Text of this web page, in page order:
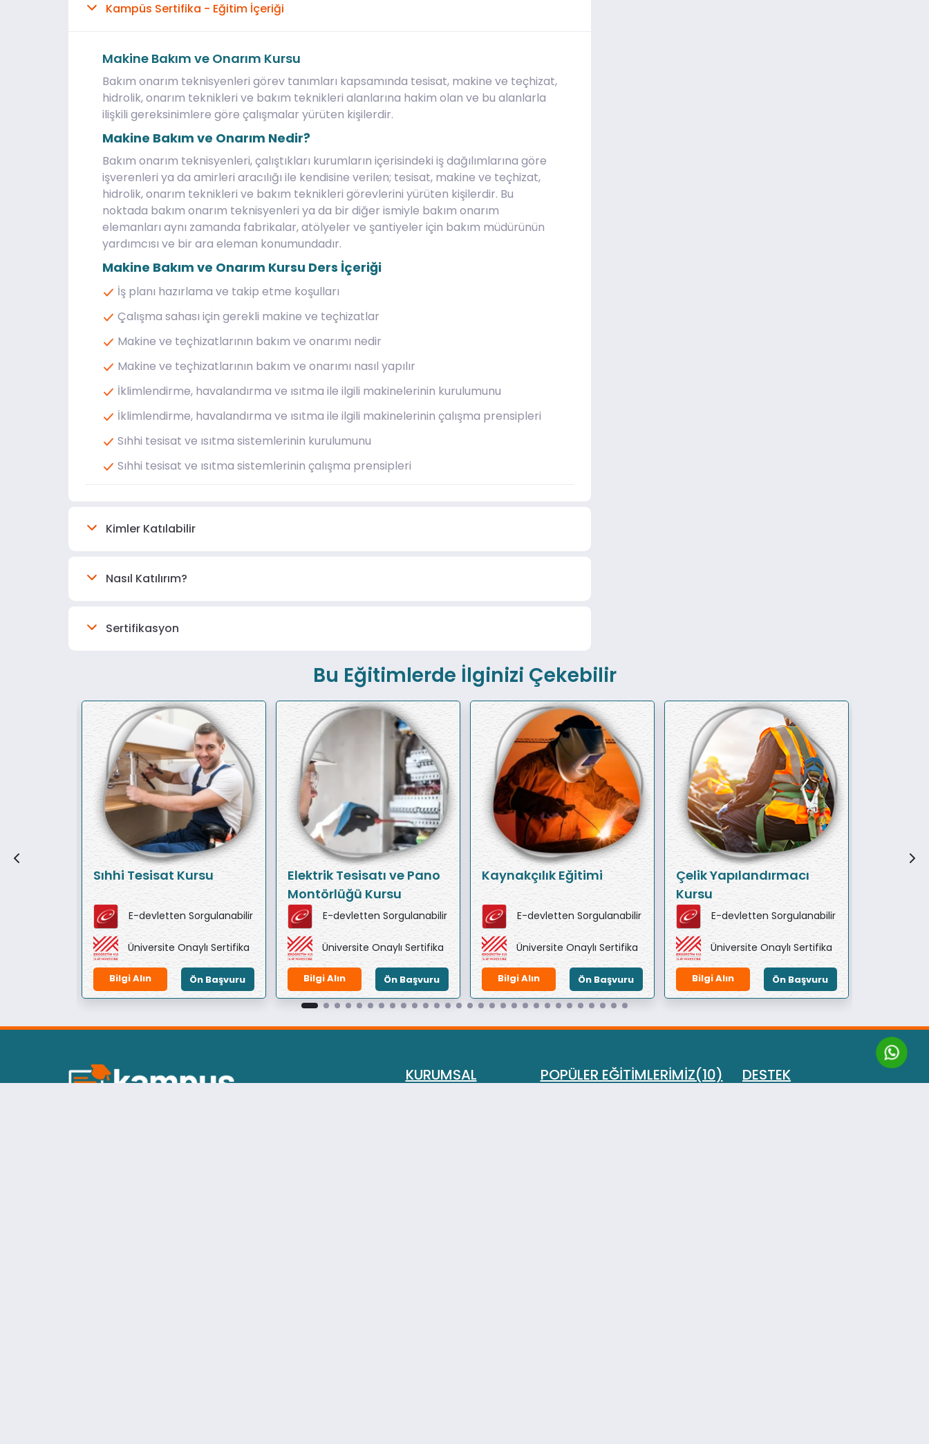
Kampüs Sertifika - Eğitim İçeriği
Makine Bakım ve Onarım Kursu
Bakım onarım teknisyenleri görev tanımları kapsamında tesisat, makine ve teçhizat,
hidrolik, onarım teknikleri ve bakım teknikleri alanlarına hakim olan ve bu alanlarla
ilişkili gereksinimlere göre çalışmalar yürüten kişilerdir.
Makine Bakım ve Onarım Nedir?
Bakım onarım teknisyenleri, çalıştıkları kurumların içerisindeki iş dağılımlarına göre
işverenleri ya da amirleri aracılığı ile kendisine verilen; tesisat, makine ve teçhizat,
hidrolik, onarım teknikleri ve bakım teknikleri görevlerini yürüten kişilerdir. Bu
noktada bakım onarım teknisyenleri ya da bir diğer ismiyle bakım onarım
elemanları aynı zamanda fabrikalar, atölyeler ve şantiyeler için bakım müdürünün
yardımcısı ve bir ara eleman konumundadır.
Makine Bakım ve Onarım Kursu Ders İçeriği
İş planı hazırlama ve takip etme koşulları
Çalışma sahası için gerekli makine ve teçhizatlar
Makine ve teçhizatlarının bakım ve onarımı nedir
Makine ve teçhizatlarının bakım ve onarımı nasıl yapılır
İklimlendirme, havalandırma ve ısıtma ile ilgili makinelerinin kurulumunu
İklimlendirme, havalandırma ve ısıtma ile ilgili makinelerinin çalışma prensipleri
Sıhhi tesisat ve ısıtma sistemlerinin kurulumunu
Sıhhi tesisat ve ısıtma sistemlerinin çalışma prensipleri
Kimler Katılabilir
Nasıl Katılırım?
Sertifikasyon
Bu Eğitimlerde İlginizi Çekebilir
Sıhhi Tesisat Kursu
E-devletten Sorgulanabilir
Üniversite Onaylı Sertifika
Bilgi Alın Ön Başvuru
Elektrik Tesisatı ve Pano
Montörlüğü Kursu
E-devletten Sorgulanabilir
Üniversite Onaylı Sertifika
Bilgi Alın Ön Başvuru
Kaynakçılık Eğitimi
E-devletten Sorgulanabilir
Üniversite Onaylı Sertifika
Bilgi Alın Ön Başvuru
Çelik Yapılandırmacı
Kursu
E-devletten Sorgulanabilir
Üniversite Onaylı Sertifika
Bilgi Alın Ön Başvuru
KURUMSAL POPÜLER EĞİTİMLERİMİZ(10) DESTEK